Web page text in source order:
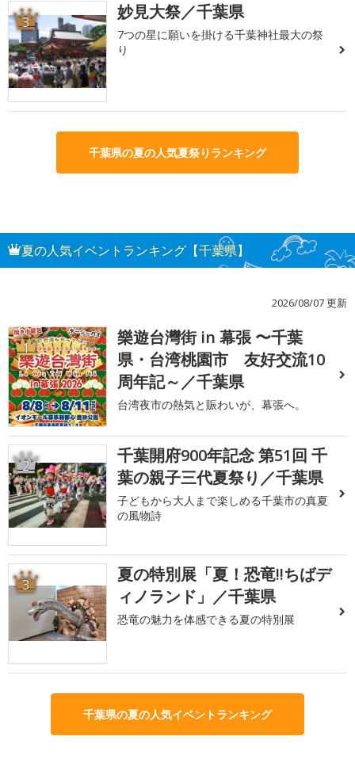
3 妙見大祭／千葉県
7つの星に願いを掛ける千葉神社最大の祭
り
千葉県の夏の人気夏祭りランキング
夏の人気イベントランキング【千葉県】
2026/08/07 更新
1
樂遊台灣街 in 幕張 〜千葉
県・台湾桃園市 友好交流10
周年記～／千葉県
台湾夜市の熱気と賑わいが、幕張へ。
2
千葉開府900年記念 第51回 千
葉の親子三代夏祭り／千葉県
子どもから大人まで楽しめる千葉市の真夏
の風物詩
3
夏の特別展「夏！恐竜!!ちばデ
ィノランド」／千葉県
恐竜の魅力を体感できる夏の特別展
千葉県の夏の人気イベントランキング